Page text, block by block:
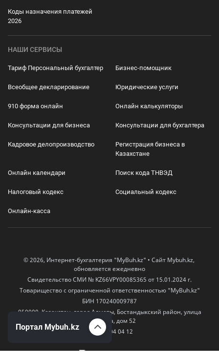
Коды назначения платежей
2026
НАШИ СЕРВИСЫ
Тариф Персональный бухгалтер Бизнес-помощник
Всеобщее декларирование Юридические услуги
910 форма онлайн Онлайн калькуляторы
Консультации для бизнеса Консультации для бухгалтера
Кадровое делопроизводство
Регистрация бизнеса в
Казахстане
Онлайн календари Поиск кода ТНВЭД
Налоговый кодекс Социальный кодекс
Онлайн-касса
© 2026, Интернет-бухгалтерия "MyBuh.kz" • Сайт Mybuh.kz,
обновляется ежедневно
Свидетельство СМИ № KZ66VPY00085365 от 15.01.2024 г.
Товарищество с ограниченной ответственностью "MyBuh.kz"
БИН 170240009787
050000, Казахстан, город Алматы, Бостандыкский район, улица
Егизбаева, дом 52
+7 777 504 04 12
Портал Mybuh.kz